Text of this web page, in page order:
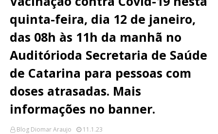
quinta-feira, dia 12 de janeiro,
das 08h às 11h da manhã no
Auditórioda Secretaria de Saúde
de Catarina para pessoas com
doses atrasadas. Mais
informações no banner.
Blog Diomar Araujo 11.1.23